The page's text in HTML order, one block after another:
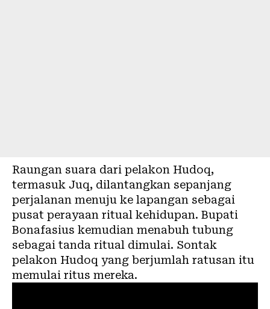
Raungan suara dari pelakon Hudoq,
termasuk Juq, dilantangkan sepanjang
perjalanan menuju ke lapangan sebagai
pusat perayaan ritual kehidupan. Bupati
Bonafasius kemudian menabuh tubung
sebagai tanda ritual dimulai. Sontak
pelakon Hudoq yang berjumlah ratusan itu
memulai ritus mereka.